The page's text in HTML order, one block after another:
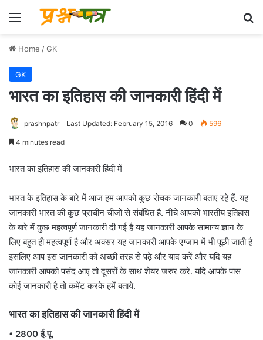
Menu
Home /GK
GK
भारत का इतिहास की जानकारी हिंदी में
prashnpatr Last Updated: February 15, 2016 0 596
4 minutes read
भारत का इतिहास की जानकारी हिंदी में
भारत के इतिहास के बारे में आज हम आपको कुछ रोचक जानकारी बताए रहे हैं. यह
जानकारी भारत की कुछ प्राचीन चीजों से संबंधित है. नीचे आपको भारतीय इतिहास
के बारे में कुछ महत्वपूर्ण जानकारी दी गई है यह जानकारी आपके सामान्य ज्ञान के
लिए बहुत ही महत्वपूर्ण है और अक्सर यह जानकारी आपके एग्जाम में भी पूछी जाती है
इसलिए आप इस जानकारी को अच्छी तरह से पढ़े और याद करें और यदि यह
जानकारी आपको पसंद आए तो दूसरों के साथ शेयर जरुर करे. यदि आपके पास
कोई जानकारी है तो कमेंट करके हमें बताये.
भारत का इतिहास की जानकारी हिंदी में
• 2800 ई.पू.